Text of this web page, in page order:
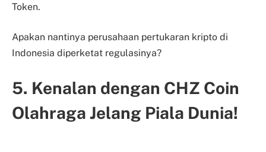
Token.
Apakan nantinya perusahaan pertukaran kripto di
Indonesia diperketat regulasinya?
5. Kenalan dengan CHZ Coin
Olahraga Jelang Piala Dunia!